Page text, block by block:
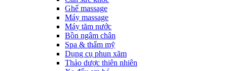
Ghế massage
Máy massage
Máy tăm nước
Bồn ngâm chân
Spa & thẩm mỹ
Dụng cụ phun xăm
Thảo dược thiên nhiên